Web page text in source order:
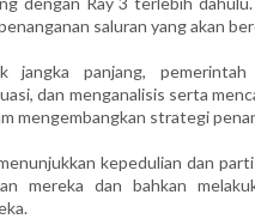
saluran yang akan
jangka panjang,
dan menganalisis serta
mengembangkan strategi
kepedulian dan
mereka dan bahkan